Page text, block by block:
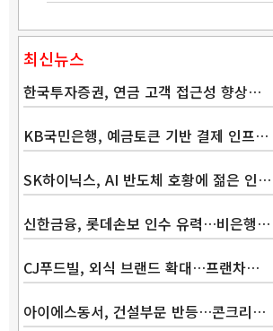
최신뉴스
한국투자증권, 연금 고객 접근성 향상…
KB국민은행, 예금토큰 기반 결제 인프…
SK하이닉스, AI 반도체 호황에 젊은 인…
신한금융, 롯데손보 인수 유력…비은행…
CJ푸드빌, 외식 브랜드 확대…프랜차…
아이에스동서, 건설부문 반등…콘크리…